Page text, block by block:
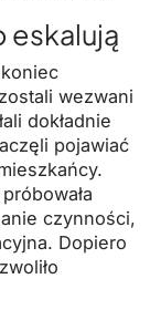
eskalują
wezwani
dokładnie
pojawiać
czynności,
Dopiero